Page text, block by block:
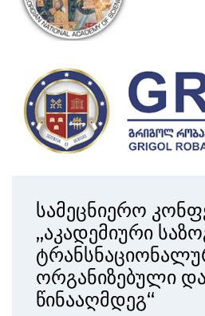
სამეცნიერო
„აკადემიური
ორგანიზებული
წინააღმდეგ“